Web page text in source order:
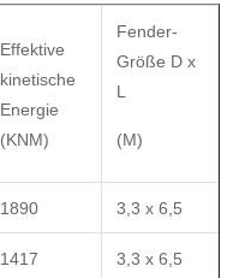
Effektive
kinetische
Energie
(KNM)
Fender-
Größe D x
L
(M)
1890 3,3 x 6,5
1417 3,3 x 6,5